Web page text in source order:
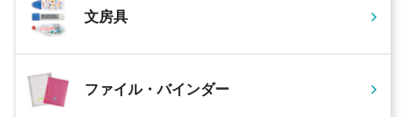
文房具
ファイル・バインダー